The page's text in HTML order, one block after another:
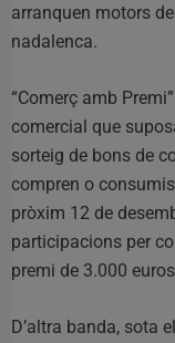
arranquen motors
nadalenca.
“Comerç amb
comercial que
sorteig de bons de
compren o
pròxim 12 de
participacions per
premi de 3.000
D’altra banda, sota